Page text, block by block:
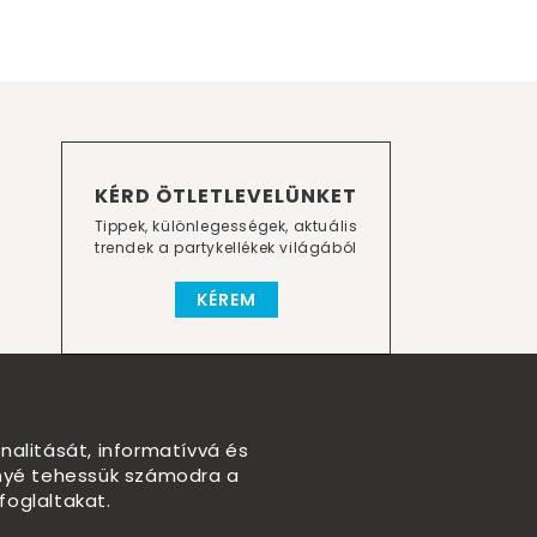
KÉRD ÖTLETLEVELÜNKET
Tippek, különlegességek, aktuális
trendek a partykellékek világából
KÉREM
informatívvá és
tehessük számodra a
foglaltakat.